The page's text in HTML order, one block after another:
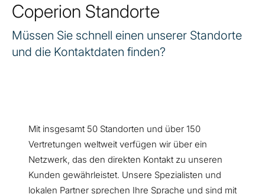
Coperion Standorte
Müssen Sie schnell einen unserer Standorte
und die Kontaktdaten finden?
Mit insgesamt 50 Standorten und über 150
Vertretungen weltweit verfügen wir über ein
Netzwerk, das den direkten Kontakt zu unseren
Kunden gewährleistet. Unsere Spezialisten und
lokalen Partner sprechen Ihre Sprache und sind mit